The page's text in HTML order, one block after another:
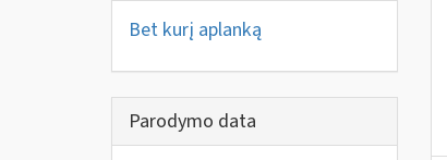
Bet kurį aplanką
Parodymo data